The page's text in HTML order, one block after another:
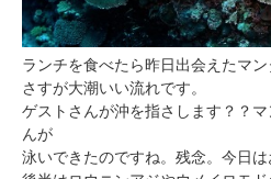
ランチを食べたら昨日出会えたマン
さすが大潮いい流れです。
ゲストさんが沖を指さします？？
んが
泳いできたのですね。残念。今日は